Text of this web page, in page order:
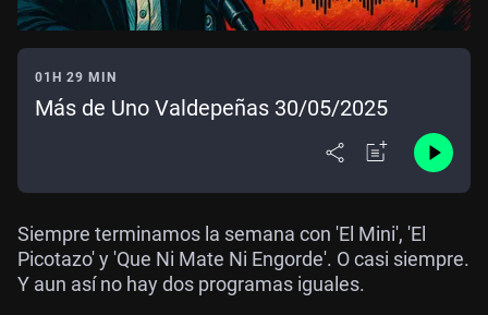
01H 29 MIN
Más de Uno Valdepeñas 30/05/2025
Siempre terminamos la semana con 'El Mini', 'El
Picotazo' y 'Que Ni Mate Ni Engorde'. O casi siempre.
Y aun así no hay dos programas iguales.